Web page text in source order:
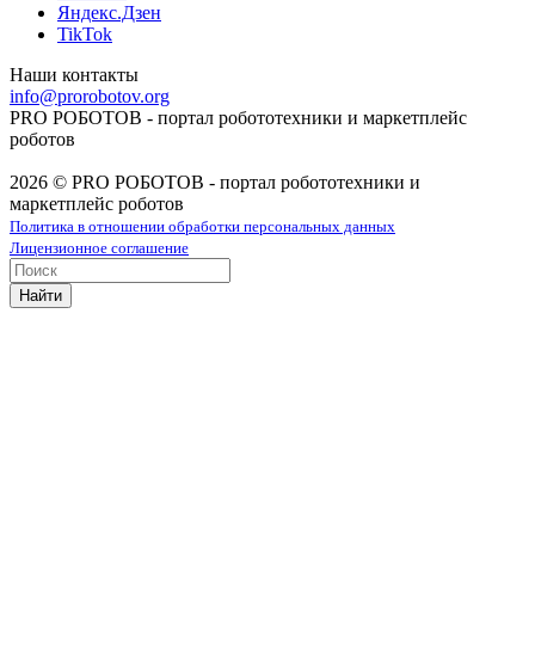
Яндекс.Дзен
TikTok
Наши контакты
info@prorobotov.org
PRO РОБОТОВ - портал робототехники и маркетплейс
роботов
2026 © PRO РОБОТОВ - портал робототехники и
маркетплейс роботов
Политика в отношении обработки персональных данных
Лицензионное соглашение
Найти